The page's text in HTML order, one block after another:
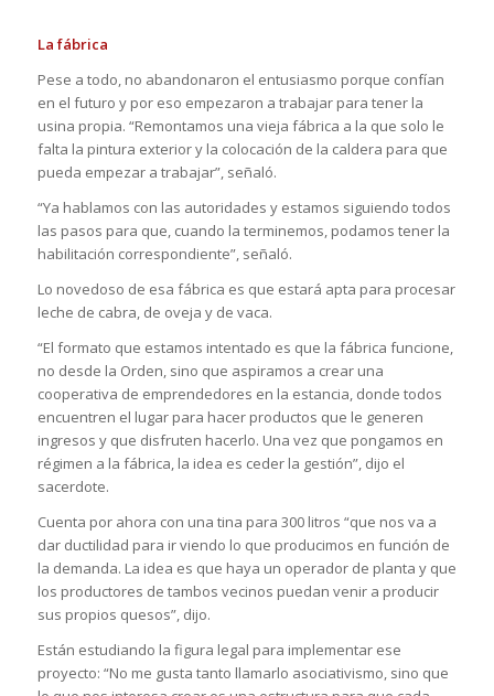
La fábrica
Pese a todo, no abandonaron el entusiasmo porque confían
en el futuro y por eso empezaron a trabajar para tener la
usina propia. “Remontamos una vieja fábrica a la que solo le
falta la pintura exterior y la colocación de la caldera para que
pueda empezar a trabajar”, señaló.
“Ya hablamos con las autoridades y estamos siguiendo todos
las pasos para que, cuando la terminemos, podamos tener la
habilitación correspondiente”, señaló.
Lo novedoso de esa fábrica es que estará apta para procesar
leche de cabra, de oveja y de vaca.
“El formato que estamos intentado es que la fábrica funcione,
no desde la Orden, sino que aspiramos a crear una
cooperativa de emprendedores en la estancia, donde todos
encuentren el lugar para hacer productos que le generen
ingresos y que disfruten hacerlo. Una vez que pongamos en
régimen a la fábrica, la idea es ceder la gestión”, dijo el
sacerdote.
Cuenta por ahora con una tina para 300 litros “que nos va a
dar ductilidad para ir viendo lo que producimos en función de
la demanda. La idea es que haya un operador de planta y que
los productores de tambos vecinos puedan venir a producir
sus propios quesos”, dijo.
Están estudiando la figura legal para implementar ese
proyecto: “No me gusta tanto llamarlo asociativismo, sino que